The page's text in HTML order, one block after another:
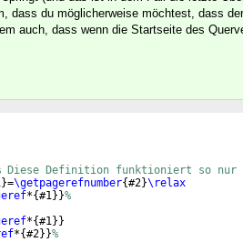
dass du möglicherweise möchtest, dass
auch, dass wenn die Startseite des
Diese Definition funktioniert so nur
}=\getpagerefnumber{#2}\relax
*{#1}}%
*{#1}}
*{#2}}%